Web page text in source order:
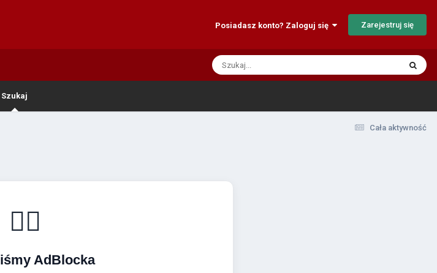
Posiadasz konto? Zaloguj się Zarejestruj się
Szukaj
Cała aktywność
🚴‍♂️
AdBlocka